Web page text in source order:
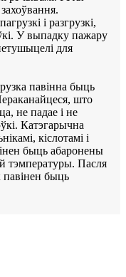
і разгрузкі,
У выпадку пажару
для
павінна быць
што
не падае і не
Катэгарычна
кіслотамі і
быць абаронены
тэмпературы. Пасля
павінен быць